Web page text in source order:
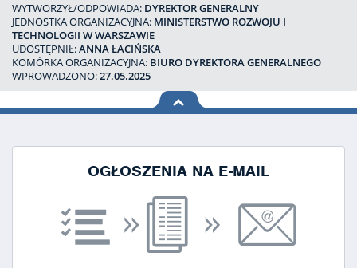
WYTWORZYŁ/ODPOWIADA: DYREKTOR GENERALNY
JEDNOSTKA ORGANIZACYJNA: MINISTERSTWO ROZWOJU I
TECHNOLOGII W WARSZAWIE
UDOSTĘPNIŁ:ANNA ŁACIŃSKA
KOMÓRKA ORGANIZACYJNA: BIURO DYREKTORA GENERALNEGO
WPROWADZONO:27.05.2025
na górę
OGŁOSZENIA NA E-MAIL